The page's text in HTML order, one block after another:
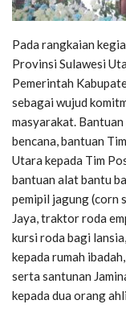
Pada rangkaian
Provinsi Sulawesi
Pemerintah
sebagai wujud
masyarakat.
bencana, bantuan
Utara kepada Tim
bantuan alat bantu
pemipil jagung (corn
Jaya, traktor roda
kursi roda bagi
kepada rumah
serta santunan
kepada dua orang